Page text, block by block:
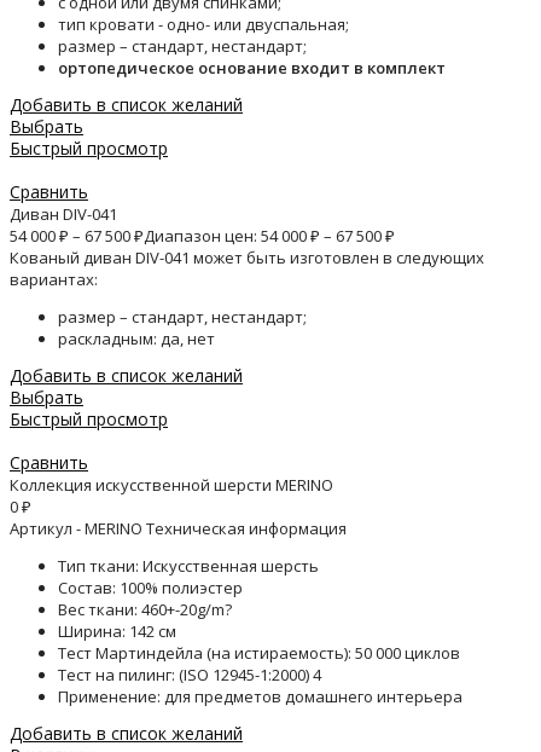
тип кровати - одно- или двуспальная;
размер – стандарт, нестандарт;
ортопедическое основание входит в комплект
Добавить в список желаний
Выбрать
Быстрый просмотр
Сравнить
Диван DIV-041
54 000₽ – 67 500₽Диапазон цен: 54 000 ₽ – 67 500 ₽
Кованый диван DIV-041 может быть изготовлен в следующих
вариантах:
размер – стандарт, нестандарт;
раскладным: да, нет
Добавить в список желаний
Выбрать
Быстрый просмотр
Сравнить
Коллекция искусственной шерсти MERINO
0₽
Артикул - MERINO Техническая информация
Тип ткани: Искусственная шерсть
Состав: 100% полиэстер
Вес ткани: 460+-20g/m?
Ширина: 142 см
Тест Мартиндейла (на истираемость): 50 000 циклов
Тест на пилинг: (ISO 12945-1:2000) 4
Применение: для предметов домашнего интерьера
Добавить в список желаний